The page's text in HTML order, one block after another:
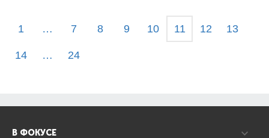
1 … 7 8 9 10 11 12 13
14 … 24
В ФОКУСЕ